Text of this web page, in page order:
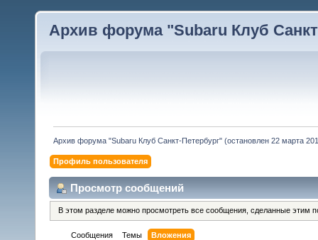
Архив форума "Subaru Клуб
Архив форума "Subaru Клуб Санкт-Петербург" (остановлен 22 марта
Профиль пользователя
Просмотр сообщений
В этом разделе можно просмотреть все сообщения, сделанные этим
Сообщения Темы Вложения